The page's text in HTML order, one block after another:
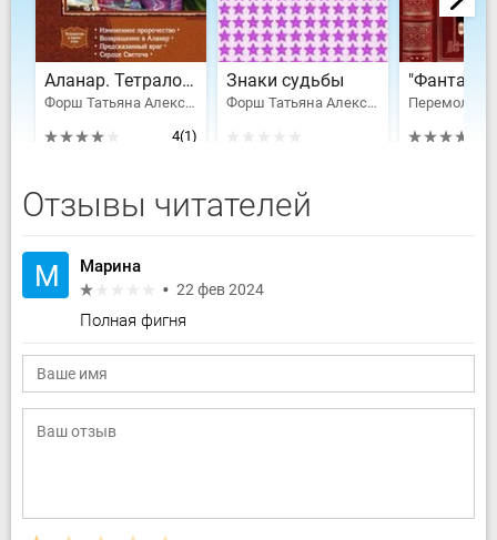
Аланар. Тетралогия
Форш Татьяна Алексеевна
4(1)
Знаки судьбы
Форш Татьяна Алексеевна
Отзывы читателей
М Марина
22 фев 2024
Полная фигня